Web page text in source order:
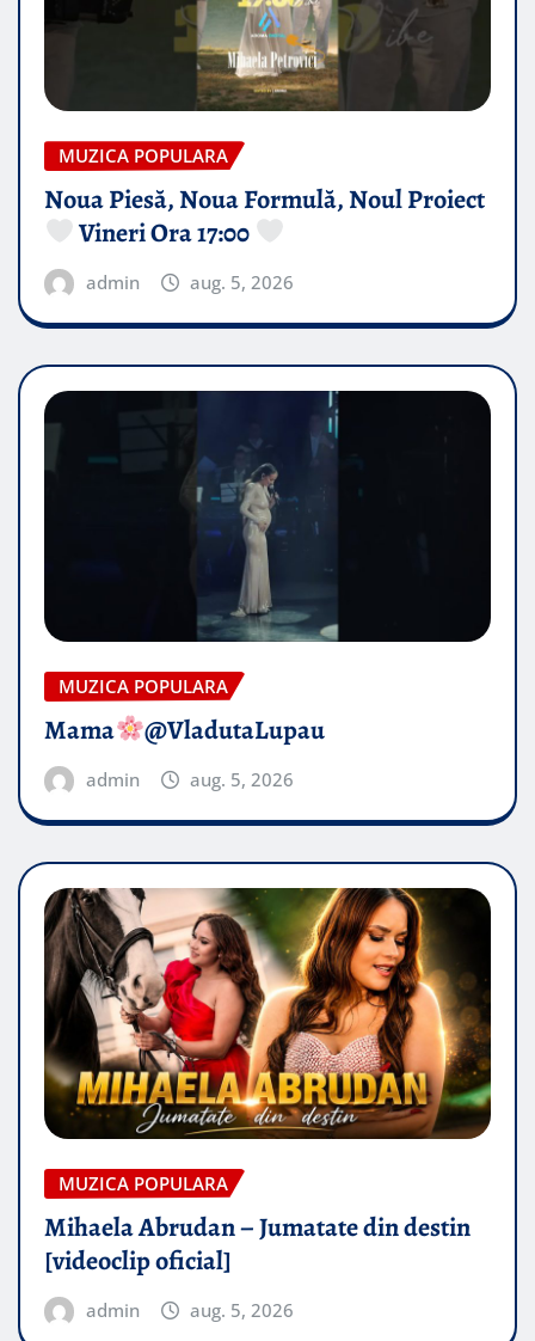
MUZICA POPULARA
Noua Piesă, Noua Formulă, Noul Proiect
Vineri Ora 17:00
admin aug. 5, 2026
MUZICA POPULARA
Mama @VladutaLupau
admin aug. 5, 2026
MUZICA POPULARA
Mihaela Abrudan – Jumatate din destin
[videoclip oficial]
admin aug. 5, 2026